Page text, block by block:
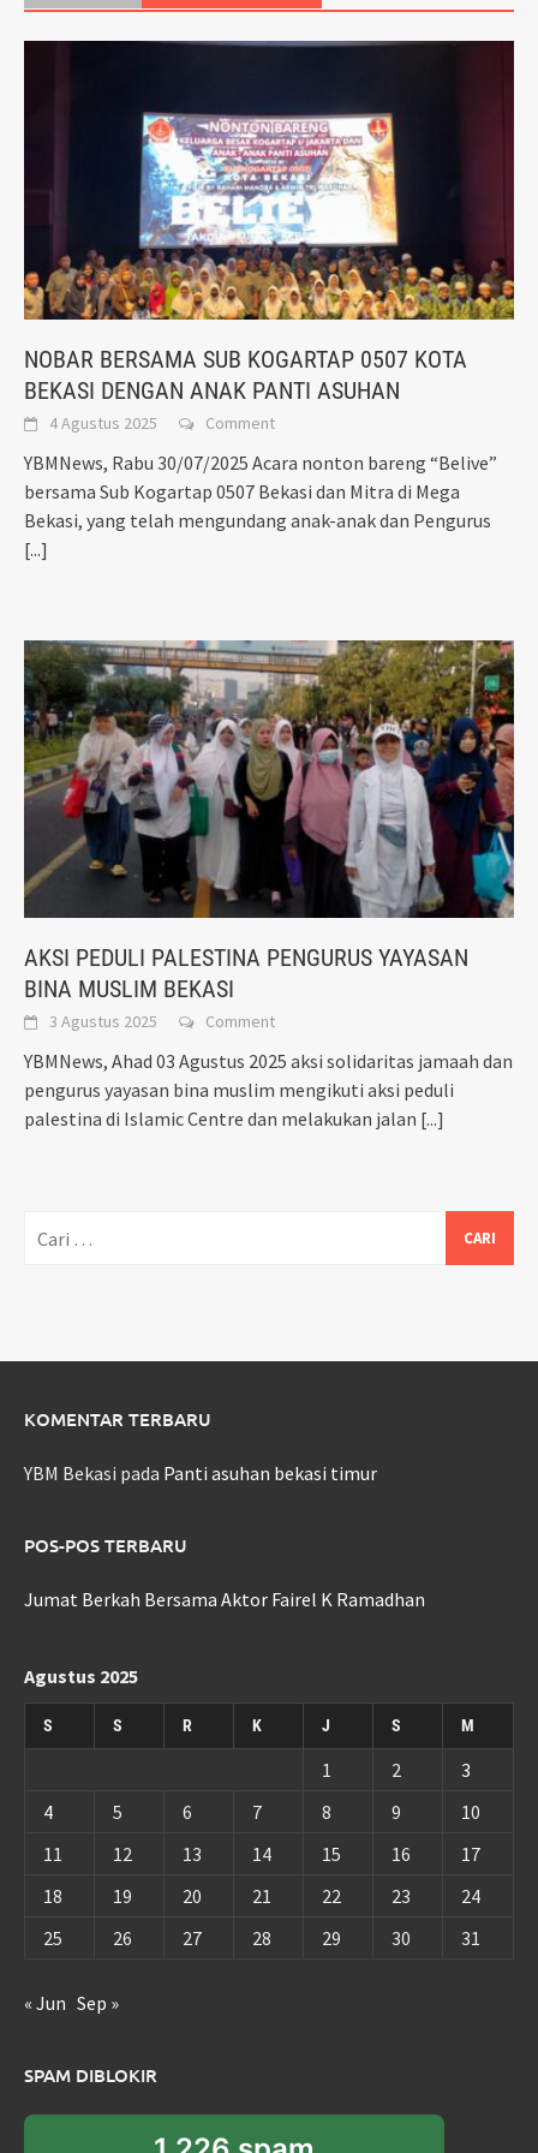
NOBAR BERSAMA SUB KOGARTAP 0507 KOTA
BEKASI DENGAN ANAK PANTI ASUHAN
4 Agustus 2025 Comment
YBMNews, Rabu 30/07/2025 Acara nonton bareng “Belive”
bersama Sub Kogartap 0507 Bekasi dan Mitra di Mega
Bekasi, yang telah mengundang anak-anak dan Pengurus
[...]
AKSI PEDULI PALESTINA PENGURUS YAYASAN
BINA MUSLIM BEKASI
3 Agustus 2025 Comment
YBMNews, Ahad 03 Agustus 2025 aksi solidaritas jamaah dan
pengurus yayasan bina muslim mengikuti aksi peduli
palestina di Islamic Centre dan melakukan jalan [...]
untuk:
KOMENTAR TERBARU
YBM Bekasi pada Panti asuhan bekasi timur
POS-POS TERBARU
Jumat Berkah Bersama Aktor Fairel K Ramadhan
Agustus 2025
S S R K J S M
1 2
3
4
5 6 7 8 9
10
11
12 13 14 15 16
17
18
19 20 21 22 23
24
25
26 27 28 29 30 31
« Jun Sep »
SPAM DIBLOKIR